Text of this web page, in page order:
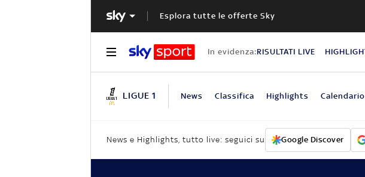
Esplora tutte le offerte Sky
In evidenza:RISULTATI LIVE
LIGUE 1 News Classifica Highlights
News e Highlights, tutto live: seguici su Google Discover